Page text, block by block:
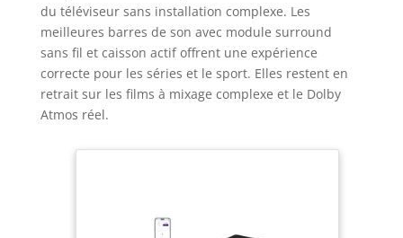
du téléviseur sans installation complexe. Les
meilleures barres de son avec module surround
sans fil et caisson actif offrent une expérience
correcte pour les séries et le sport. Elles restent en
retrait sur les films à mixage complexe et le Dolby
Atmos réel.